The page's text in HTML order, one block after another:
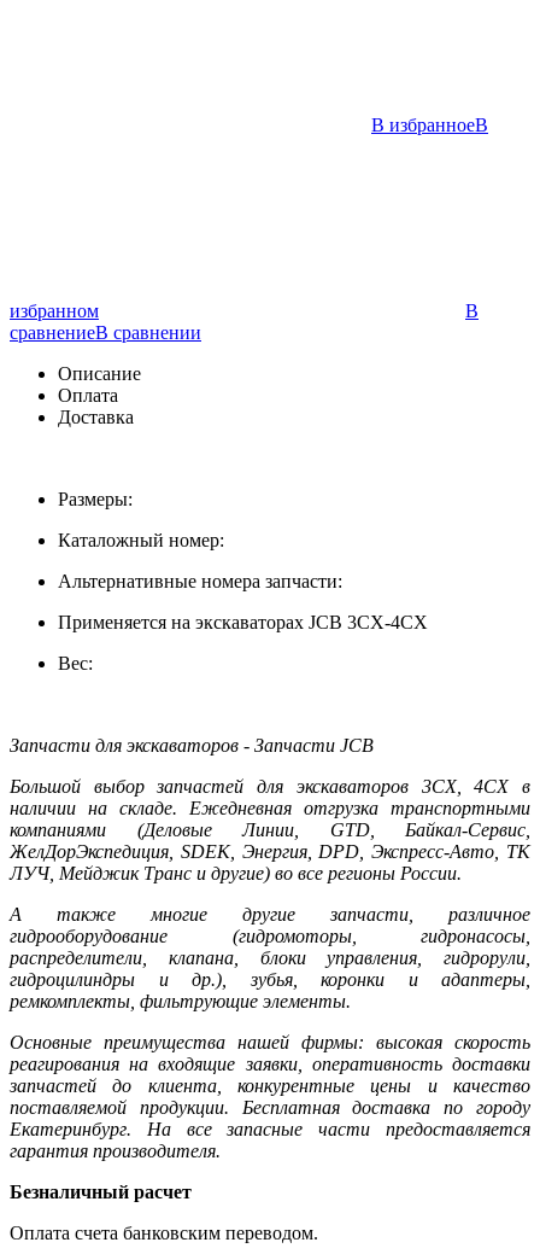
В избранноеВ
избранном
В
сравнениеВ сравнении
Описание
Оплата
Доставка
Размеры:
Каталожный номер:
Альтернативные номера запчасти:
Применяется на экскаваторах JCB 3CX-4CX
Вес:
Запчасти для экскаваторов - Запчасти JCB
Большой выбор запчастей для экскаваторов 3CX, 4CX в
наличии на складе. Ежедневная отгрузка транспортными
компаниями (Деловые Линии, GTD, Байкал-Сервис,
ЖелДорЭкспедиция, SDEK, Энергия, DPD, Экспресс-Авто, ТК
ЛУЧ, Мейджик Транс и другие) во все регионы России.
А также многие другие запчасти, различное
гидрооборудование (гидромоторы, гидронасосы,
распределители, клапана, блоки управления, гидрорули,
гидроцилиндры и др.), зубья, коронки и адаптеры,
ремкомплекты, фильтрующие элементы.
Основные преимущества нашей фирмы: высокая скорость
реагирования на входящие заявки, оперативность доставки
запчастей до клиента, конкурентные цены и качество
поставляемой продукции. Бесплатная доставка по городу
Екатеринбург. На все запасные части предоставляется
гарантия производителя.
Безналичный расчет
Оплата счета банковским переводом.